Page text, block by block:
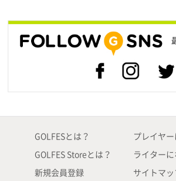
GOLFESとは？
GOLFES Storeとは？
新規会員登録
プレイヤ
ライター
サイトマ